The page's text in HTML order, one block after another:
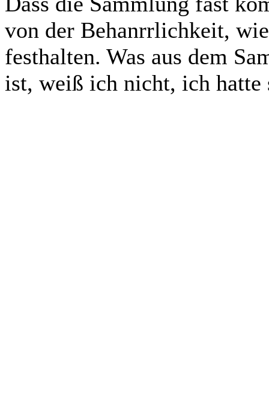
von der Behanrrlichkeit,
festhalten. Was aus dem
ist, weiß ich nicht, ich